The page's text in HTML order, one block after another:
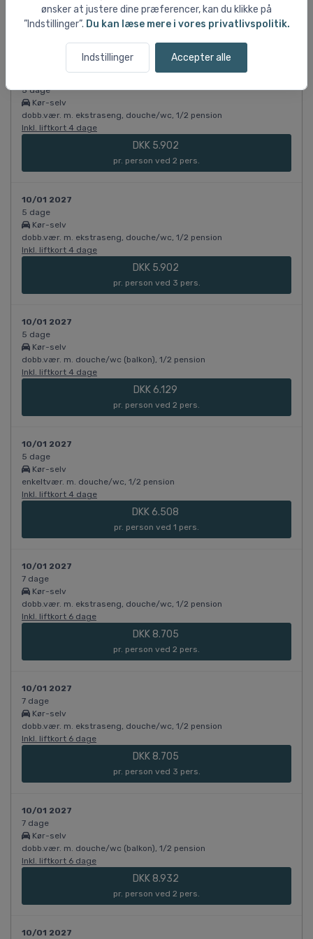
ønsker at justere dine præferencer, kan du klikke på
”Indstillinger”. Du kan læse mere i vores privatlivspolitik.
Indstillinger Accepter alle
Inkl. liftkort 3 dage
DKK 5.637
5 dage
Kør-selv
dobb.vær. m. ekstraseng, douche/wc, 1/2 pension
Inkl. liftkort 4 dage
DKK 5.902
pr. person ved 2 pers.
10/01 2027
5 dage
Kør-selv
dobb.vær. m. ekstraseng, douche/wc, 1/2 pension
Inkl. liftkort 4 dage
DKK 5.902
pr. person ved 3 pers.
10/01 2027
5 dage
Kør-selv
dobb.vær. m. douche/wc (balkon), 1/2 pension
Inkl. liftkort 4 dage
DKK 6.129
pr. person ved 2 pers.
10/01 2027
5 dage
Kør-selv
enkeltvær. m. douche/wc, 1/2 pension
Inkl. liftkort 4 dage
DKK 6.508
pr. person ved 1 pers.
10/01 2027
7 dage
Kør-selv
dobb.vær. m. ekstraseng, douche/wc, 1/2 pension
Inkl. liftkort 6 dage
DKK 8.705
pr. person ved 2 pers.
10/01 2027
7 dage
Kør-selv
dobb.vær. m. ekstraseng, douche/wc, 1/2 pension
Inkl. liftkort 6 dage
DKK 8.705
pr. person ved 3 pers.
10/01 2027
7 dage
Kør-selv
dobb.vær. m. douche/wc (balkon), 1/2 pension
Inkl. liftkort 6 dage
DKK 8.932
pr. person ved 2 pers.
10/01 2027